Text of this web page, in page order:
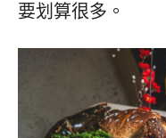
要划算很多。